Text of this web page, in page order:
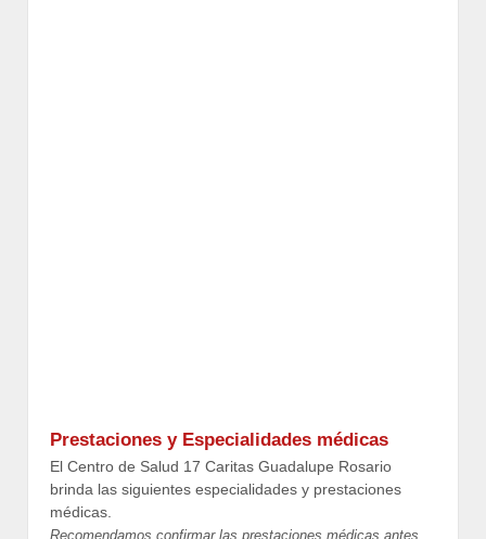
Prestaciones y Especialidades médicas
El Centro de Salud 17 Caritas Guadalupe Rosario
brinda las siguientes especialidades y prestaciones
médicas.
Recomendamos confirmar las prestaciones médicas antes